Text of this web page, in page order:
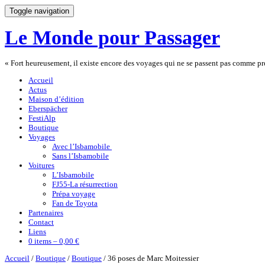
Toggle navigation
Le Monde pour Passager
« Fort heureusement, il existe encore des voyages qui ne se passent pas comme
Accueil
Actus
Maison d’édition
Eberspächer
FestiAlp
Boutique
Voyages
Avec l’Isbamobile
Sans l’Isbamobile
Voitures
L’Isbamobile
FJ55-La résurrection
Prépa voyage
Fan de Toyota
Partenaires
Contact
Liens
0 items – 0,00 €
Accueil / Boutique / Boutique / 36 poses de Marc Moitessier